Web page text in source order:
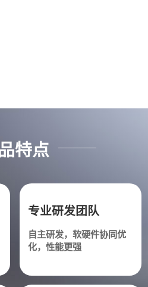
特点
专业研发团队
自主研发，软硬件协同优
化，性能更强